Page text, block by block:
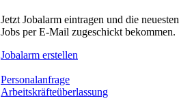
Jetzt Jobalarm eintragen und die neuesten
Jobs per E-Mail zugeschickt bekommen.
Jobalarm erstellen
Personalanfrage
Arbeitskräfteüberlassung